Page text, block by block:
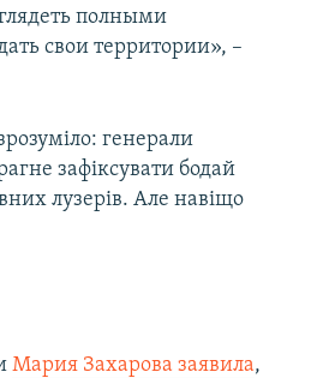
полными
свои территории», –
генерали
зафіксувати бодай
лузерів. Але навіщо
Мария Захарова заявила,